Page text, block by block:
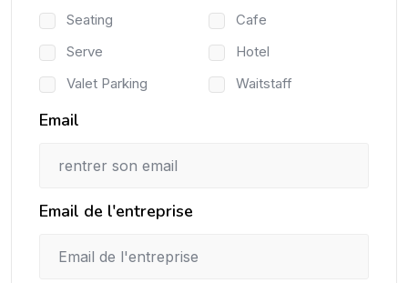
Seating
Cafe
Serve
Hotel
Valet Parking
Waitstaff
Email
Email de l'entreprise